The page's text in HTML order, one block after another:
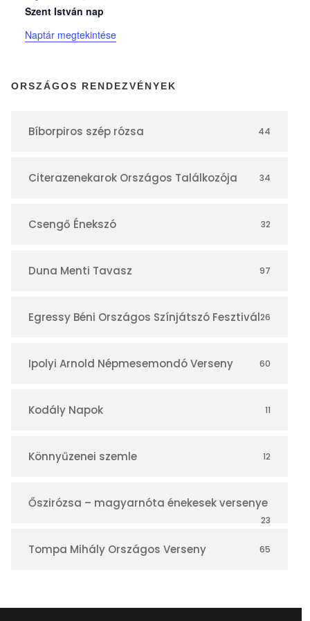
k
n
a
á
r
Szent István nap
Naptár megtekintése
ORSZÁGOS RENDEZVÉNYEK
Bíborpiros szép rózsa 44
Citerazenekarok Országos Találkozója 34
Csengő Énekszó 32
Duna Menti Tavasz 97
Egressy Béni Országos Színjátszó Fesztivál26
Ipolyi Arnold Népmesemondó Verseny 60
Kodály Napok 11
Könnyűzenei szemle 12
Őszirózsa – magyarnóta énekesek versenye
23
Tompa Mihály Országos Verseny 65